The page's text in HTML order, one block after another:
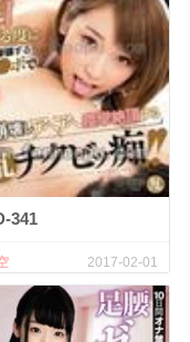
341
2017-02-01